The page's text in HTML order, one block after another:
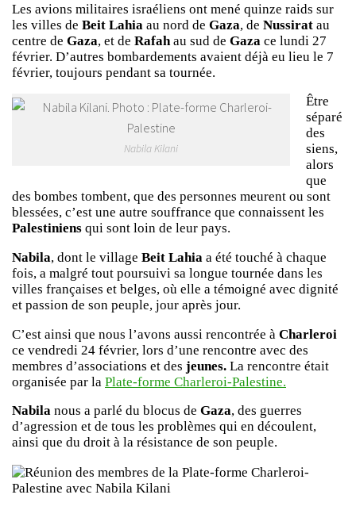
Les avions militaires israéliens ont mené quinze raids sur
les villes de Beit Lahia au nord de Gaza, de Nussirat au
centre de Gaza, et de Rafah au sud de Gaza ce lundi 27
février. D’autres bombardements avaient déjà eu lieu le 7
février, toujours pendant sa tournée.
Nabila Kilani
Être
séparé
des
siens,
alors
que
des bombes tombent, que des personnes meurent ou sont
blessées, c’est une autre souffrance que connaissent les
Palestiniens qui sont loin de leur pays.
Nabila, dont le village Beit Lahia a été touché à chaque
fois, a malgré tout poursuivi sa longue tournée dans les
villes françaises et belges, où elle a témoigné avec dignité
et passion de son peuple, jour après jour.
C’est ainsi que nous l’avons aussi rencontrée à Charleroi
ce vendredi 24 février, lors d’une rencontre avec des
membres d’associations et des jeunes. La rencontre était
organisée par la Plate-forme Charleroi-Palestine.
Nabila nous a parlé du blocus de Gaza, des guerres
d’agression et de tous les problèmes qui en découlent,
ainsi que du droit à la résistance de son peuple.